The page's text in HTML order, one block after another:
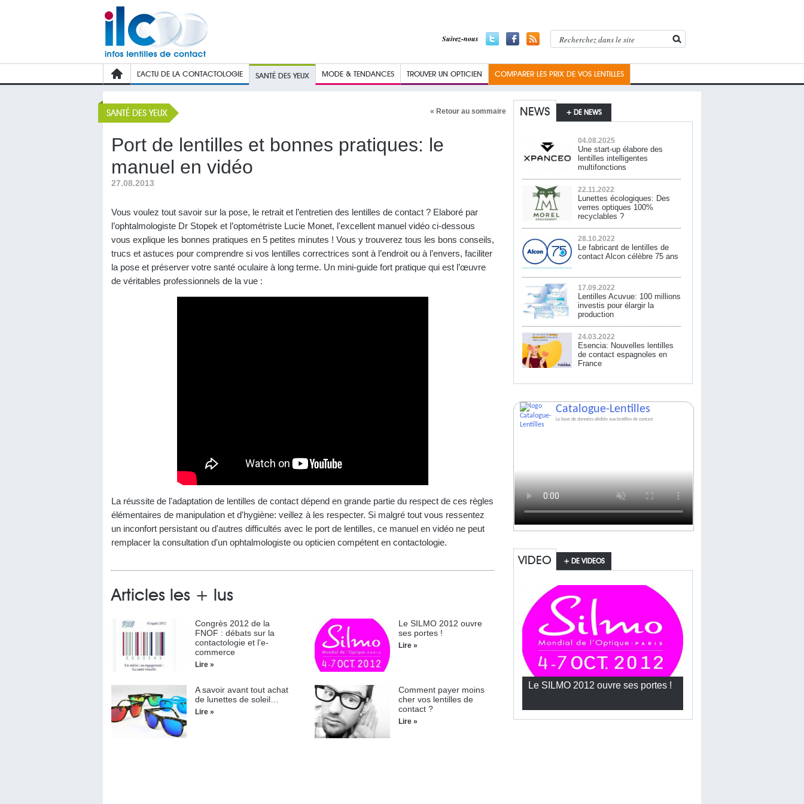
Suivez-nous
L’ACTU DE LA CONTACTOLOGIE SANTÉ DES YEUX MODE & TENDANCES TROUVER UN OPTICIEN COMPARER LES PRIX DE VOS LENTILLES
SANTÉ DES YEUX « Retour au sommaire
Port de lentilles et bonnes pratiques: le
manuel en vidéo
27.08.2013
Vous voulez tout savoir sur la pose, le retrait et l’entretien des lentilles de contact ? Elaboré par
l’ophtalmologiste Dr Stopek et l’optométriste Lucie Monet, l'excellent manuel vidéo ci-dessous
vous explique les bonnes pratiques en 5 petites minutes ! Vous y trouverez tous les bons conseils,
trucs et astuces pour comprendre si vos lentilles correctrices sont à l’endroit ou à l’envers, faciliter
la pose et préserver votre santé oculaire à long terme. Un mini-guide fort pratique qui est l’œuvre
de véritables professionnels de la vue :
La réussite de l'adaptation de lentilles de contact dépend en grande partie du respect de ces règles
élémentaires de manipulation et d'hygiène: veillez à les respecter. Si malgré tout vous ressentez
un inconfort persistant ou d'autres difficultés avec le port de lentilles, ce manuel en vidéo ne peut
remplacer la consultation d'un ophtalmologiste ou opticien compétent en contactologie.
Articles les + lus
Congrès 2012 de la
FNOF : débats sur la
contactologie et l’e-
commerce
Lire »
Le SILMO 2012 ouvre
ses portes !
Lire »
A savoir avant tout achat
de lunettes de soleil…
Lire »
Comment payer moins
cher vos lentilles de
contact ?
Lire »
NEWS + DE NEWS
04.08.2025
Une start-up élabore des
lentilles intelligentes
multifonctions
22.11.2022
Lunettes écologiques: Des
verres optiques 100%
recyclables ?
28.10.2022
Le fabricant de lentilles de
contact Alcon célèbre 75 ans
17.09.2022
Lentilles Acuvue: 100 millions
investis pour élargir la
production
24.03.2022
Esencia: Nouvelles lentilles
de contact espagnoles en
France
Catalogue-Lentilles
La base de données dédiée aux lentilles de contact
VIDEO + DE VIDEOS
Le SILMO 2012 ouvre ses portes !